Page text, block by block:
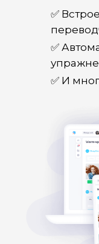
✅
✅
✅ И